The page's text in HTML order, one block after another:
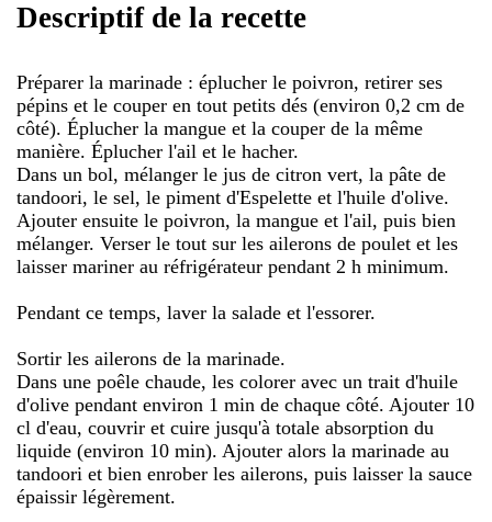
Descriptif de la recette
Préparer la marinade : éplucher le poivron, retirer ses
pépins et le couper en tout petits dés (environ 0,2 cm de
côté). Éplucher la mangue et la couper de la même
manière. Éplucher l'ail et le hacher.
Dans un bol, mélanger le jus de citron vert, la pâte de
tandoori, le sel, le piment d'Espelette et l'huile d'olive.
Ajouter ensuite le poivron, la mangue et l'ail, puis bien
mélanger. Verser le tout sur les ailerons de poulet et les
laisser mariner au réfrigérateur pendant 2 h minimum.
Pendant ce temps, laver la salade et l'essorer.
Sortir les ailerons de la marinade.
Dans une poêle chaude, les colorer avec un trait d'huile
d'olive pendant environ 1 min de chaque côté. Ajouter 10
cl d'eau, couvrir et cuire jusqu'à totale absorption du
liquide (environ 10 min). Ajouter alors la marinade au
tandoori et bien enrober les ailerons, puis laisser la sauce
épaissir légèrement.